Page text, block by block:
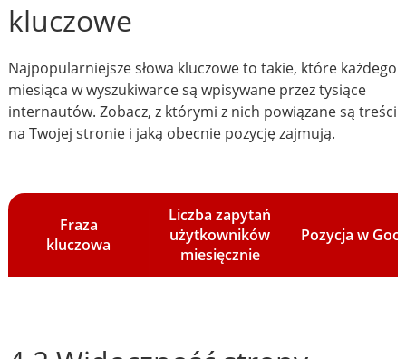
kluczowe
Najpopularniejsze słowa kluczowe to takie, które każdego
miesiąca w wyszukiwarce są wpisywane przez tysiące
internautów. Zobacz, z którymi z nich powiązane są treści
na Twojej stronie i jaką obecnie pozycję zajmują.
Fraza
kluczowa
Liczba zapytań
użytkowników
miesięcznie
Pozycja w